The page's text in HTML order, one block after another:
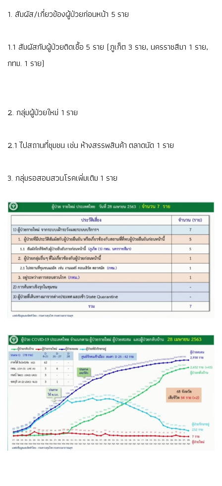
1. สัมผัส/เกี่ยวข้องผู้ป่วยก่อนหน้า 5 ราย
1.1 สัมผัสกับผู้ป่วยติดเชื้อ 5 ราย (ภูเก็ต 3 ราย, นครราชสีมา 1 ราย,
กทม. 1 ราย)
2. กลุ่มผู้ป่วยใหม่ 1 ราย
2.1 ไปสถานที่ชุมชน เช่น ห้างสรรพสินค้า ตลาดนัด 1 ราย
3. กลุ่มรอสอบสวนโรคเพิ่มเติม 1 ราย